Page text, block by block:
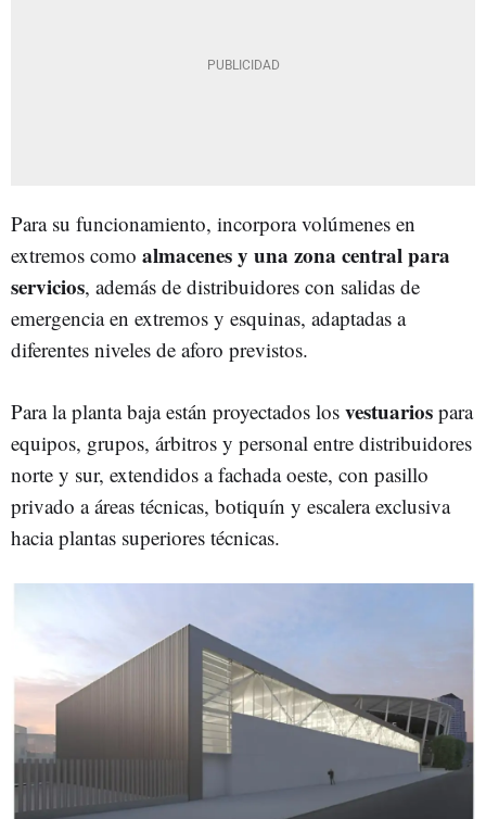
Para su funcionamiento, incorpora volúmenes en
extremos como almacenes y una zona centralpara
servicios, además de distribuidores con salidas de
emergencia en extremos y esquinas, adaptadas a
diferentes niveles de aforo previstos.
Para la planta baja están proyectados los vestuarios para
equipos, grupos, árbitros y personal entre distribuidores
norte y sur, extendidos a fachada oeste, con pasillo
privado a áreas técnicas, botiquín y escalera exclusiva
hacia plantas superiores técnicas.